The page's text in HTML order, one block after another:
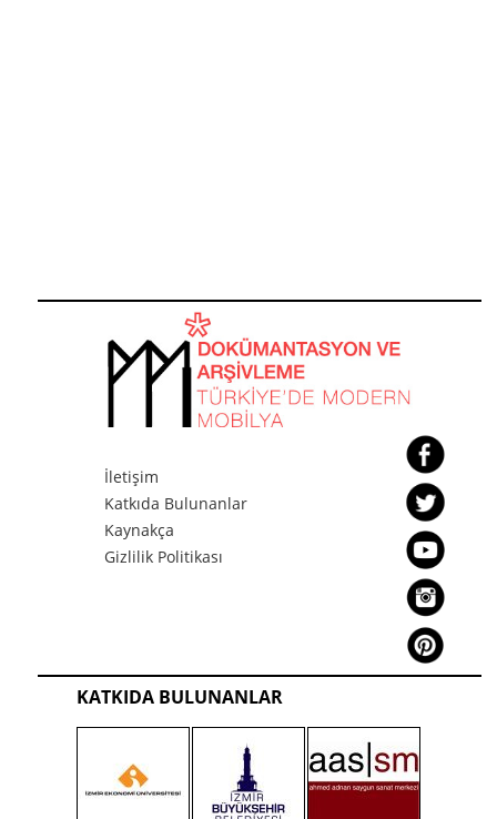
İletişim
Katkıda Bulunanlar
Kaynakça
Gizlilik Politikası
KATKIDA BULUNANLAR